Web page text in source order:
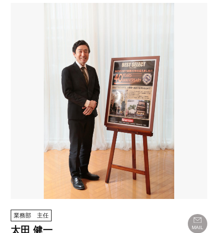
業務部 主任
太田 健一 MAIL